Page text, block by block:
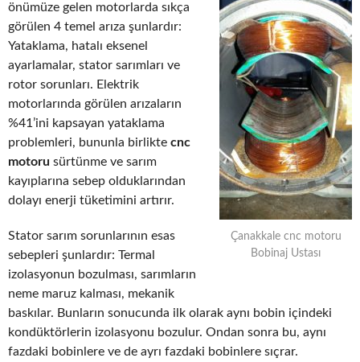
Çanakkale cnc motoru
Bobinaj Ustası
önümüze gelen motorlarda sıkça
görülen 4 temel arıza şunlardır:
Yataklama, hatalı eksenel
ayarlamalar, stator sarımları ve
rotor sorunları. Elektrik
motorlarında görülen arızaların
%41’ini kapsayan yataklama
problemleri, bununla birlikte cnc
motoru sürtünme ve sarım
kayıplarına sebep olduklarından
dolayı enerji tüketimini artırır.
Stator sarım sorunlarının esas
sebepleri şunlardır: Termal
izolasyonun bozulması, sarımların
neme maruz kalması, mekanik
baskılar. Bunların sonucunda ilk olarak aynı bobin içindeki
kondüktörlerin izolasyonu bozulur. Ondan sonra bu, aynı
fazdaki bobinlere ve de ayrı fazdaki bobinlere sıçrar.